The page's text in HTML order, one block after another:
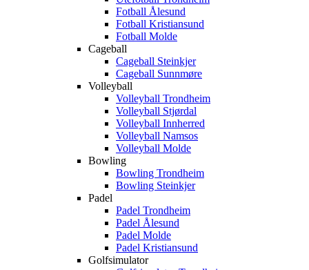
Fotball Ålesund
Fotball Kristiansund
Fotball Molde
Cageball
Cageball Steinkjer
Cageball Sunnmøre
Volleyball
Volleyball Trondheim
Volleyball Stjørdal
Volleyball Innherred
Volleyball Namsos
Volleyball Molde
Bowling
Bowling Trondheim
Bowling Steinkjer
Padel
Padel Trondheim
Padel Ålesund
Padel Molde
Padel Kristiansund
Golfsimulator